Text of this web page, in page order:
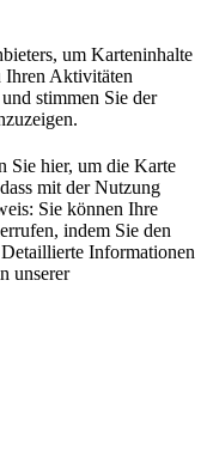
um Karteninhalte
Ihren Aktivitäten
stimmen Sie der
Sie hier, um die Karte
mit der Nutzung
Sie können Ihre
indem Sie den
Informationen
unserer